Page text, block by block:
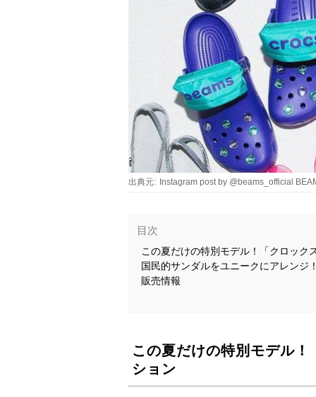
出典元: Instagram post by @beams_official
目次
この夏だけの特別モデル！「クロック
国民的サンダルをユニークにアレンジ
販売情報
この夏だけの特別モデル
ション